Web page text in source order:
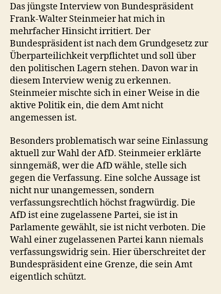
Das jüngste Interview von Bundespräsident
Frank‑Walter Steinmeier hat mich in
mehrfacher Hinsicht irritiert. Der
Bundespräsident ist nach dem Grundgesetz zur
Überparteilichkeit verpflichtet und soll über
den politischen Lagern stehen. Davon war in
diesem Interview wenig zu erkennen.
Steinmeier mischte sich in einer Weise in die
aktive Politik ein, die dem Amt nicht
angemessen ist.
Besonders problematisch war seine Einlassung
aktuell zur Wahl der AfD. Steinmeier erklärte
sinngemäß, wer die AfD wähle, stelle sich
gegen die Verfassung. Eine solche Aussage ist
nicht nur unangemessen, sondern
verfassungsrechtlich höchst fragwürdig. Die
AfD ist eine zugelassene Partei, sie ist in
Parlamente gewählt, sie ist nicht verboten. Die
Wahl einer zugelassenen Partei kann niemals
verfassungswidrig sein. Hier überschreitet der
Bundespräsident eine Grenze, die sein Amt
eigentlich schützt.